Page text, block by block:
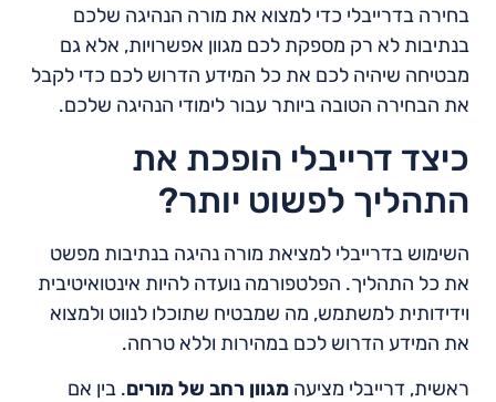
בחירה בדרייבלי כדי למצוא את מורה הנהיגה שלכם
בנתיבות לא רק מספקת לכם מגוון אפשרויות, אלא גם
מבטיחה שיהיה לכם את כל המידע הדרוש לכם כדי לקבל
את הבחירה הטובה ביותר עבור לימודי הנהיגה שלכם.
כיצד דרייבלי הופכת את
התהליך לפשוט יותר?
השימוש בדרייבלי למציאת מורה נהיגה בנתיבות מפשט
את כל התהליך. הפלטפורמה נועדה להיות אינטואיטיבית
וידידותית למשתמש, מה שמבטיח שתוכלו לנווט ולמצוא
את המידע הדרוש לכם במהירות וללא טרחה.
ראשית, דרייבלי מציעה מגוון רחב של מורים. בין אם